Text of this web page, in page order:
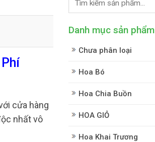
cửa hàng
nhất vô
Danh mục sản phẩm
Chưa phân loại
Hoa Bó
Hoa Chia Buồn
HOA GIỎ
Hoa Khai Trương